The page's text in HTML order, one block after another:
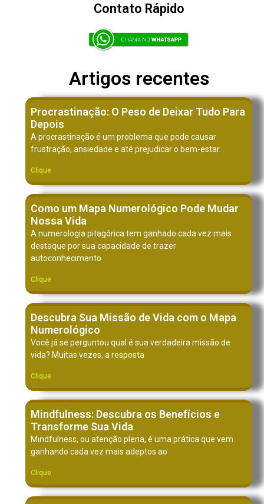
Contato Rápido
Artigos recentes
Procrastinação: O Peso de Deixar Tudo Para
Depois
A procrastinação é um problema que pode causar
frustração, ansiedade e até prejudicar o bem-estar.
Clique
Como um Mapa Numerológico Pode Mudar
Nossa Vida
A numerologia pitagórica tem ganhado cada vez mais
destaque por sua capacidade de trazer
autoconhecimento
Clique
Descubra Sua Missão de Vida com o Mapa
Numerológico
Você já se perguntou qual é sua verdadeira missão de
vida? Muitas vezes, a resposta
Clique
Mindfulness: Descubra os Benefícios e
Transforme Sua Vida
Mindfulness, ou atenção plena, é uma prática que vem
ganhando cada vez mais adeptos ao
Clique